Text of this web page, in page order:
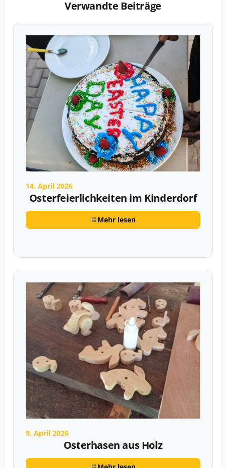
Verwandte Beiträge
14. April 2026
Osterfeierlichkeiten im Kinderdorf
Mehr lesen
9. April 2026
Osterhasen aus Holz